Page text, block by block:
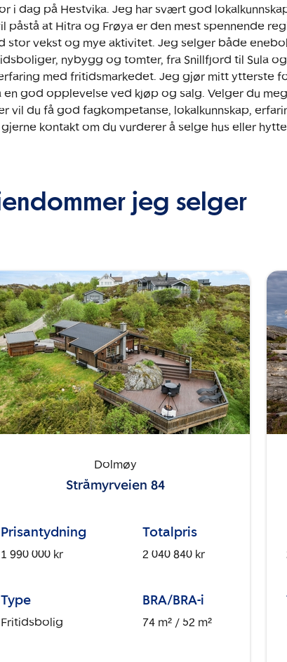
i dag på Hestvika. Jeg har svært god
påstå at Hitra og Frøya er den mest spennende
stor vekst og mye aktivitet. Jeg selger både
nybygg og tomter, fra Snillfjord til Sula
med fritidsmarkedet. Jeg gjør mitt ytterste
en god opplevelse ved kjøp og salg. Velger du
vil du få god fagkompetanse, lokalkunnskap,
gjerne kontakt om du vurderer å selge hus eller
jeg selger
Dolmøy
Stråmyrveien 84
Prisantydning
1 990 000 kr
Totalpris
2 040 840 kr
Type
Fritidsbolig
BRA/BRA-i
74 m² / 52 m²